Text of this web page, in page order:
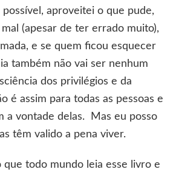
aproveitei o que pude,
(apesar de ter errado muito),
e se quem ficou esquecer
também não vai ser nenhum
dos privilégios e da
é assim para todas as pessoas e
a vontade delas. Mas eu posso
têm valido a pena viver.
que todo mundo leia esse livro e